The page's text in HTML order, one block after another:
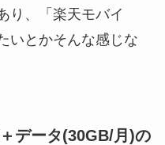
り、「楽天モバイ
いとかそんな感じな
データ(30GB/月)の